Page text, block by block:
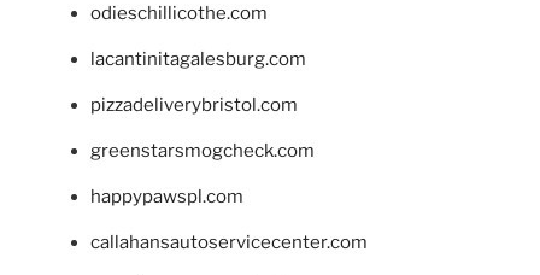
odieschillicothe.com
lacantinitagalesburg.com
pizzadeliverybristol.com
greenstarsmogcheck.com
happypawspl.com
callahansautoservicecenter.com